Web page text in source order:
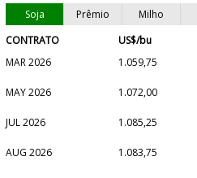
Soja Prêmio Milho
CONTRATO
US$/bu
MAR 2026
1.059,75
MAY 2026 1.072,00
JUL 2026 1.085,25
AUG 2026 1.083,75